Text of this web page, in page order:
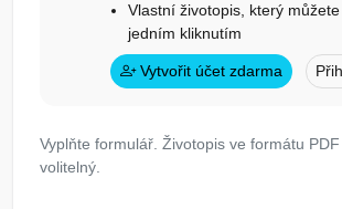
Vlastní životopis, který
jedním kliknutím
Vytvořit účet zdarma
Vyplňte formulář. Životopis ve formátu
volitelný.